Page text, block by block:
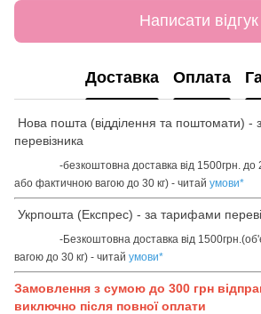
Написати відгук
Доставка Оплата
Нова пошта (відділення та поштомати) -
перевізника
-безкоштовна доставка від 1500грн.
або фактичною вагою до 30 кг) - читай умови*
Укрпошта (Експрес) - за тарифами
-Безкоштовна доставка від
вагою до 30 кг) - читай умови*
Замовлення з сумою до 300 грн
виключно після повної оплати